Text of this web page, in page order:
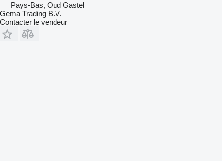
Pays-Bas, Oud Gastel
Gema Trading B.V.
Contacter le vendeur